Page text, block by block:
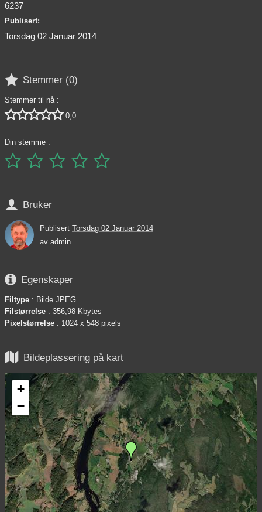
6237
Publisert:
Torsdag 02 Januar 2014
 Stemmer (0)
Stemmer til nå :
 0,0
Din stemme :
    
 Bruker
Publisert Torsdag 02 Januar 2014
av admin
 Egenskaper
Filtype : Bilde JPEG
Filstørrelse : 356,98 Kbytes
Pixelstørrelse : 1024 x 548 pixels
 Bildeplassering på kart
+
−